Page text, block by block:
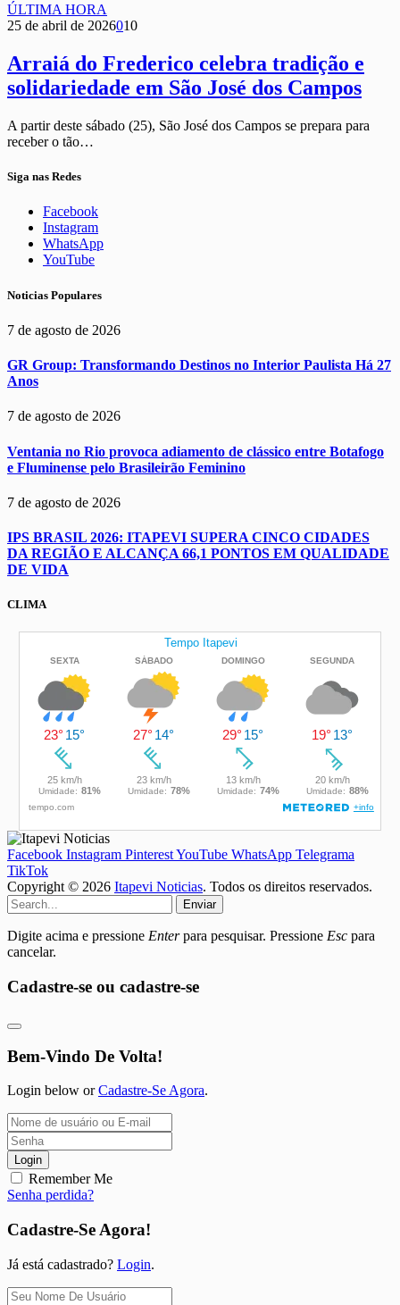
ÚLTIMA HORA
25 de abril de 2026010
Arraiá do Frederico celebra tradição e
solidariedade em São José dos Campos
A partir deste sábado (25), São José dos Campos se prepara para
receber o tão…
Siga nas Redes
Facebook
Instagram
WhatsApp
YouTube
Noticias Populares
7 de agosto de 2026
GR Group: Transformando Destinos no Interior Paulista Há 27
Anos
7 de agosto de 2026
Ventania no Rio provoca adiamento de clássico entre Botafogo
e Fluminense pelo Brasileirão Feminino
7 de agosto de 2026
IPS BRASIL 2026: ITAPEVI SUPERA CINCO CIDADES
DA REGIÃO E ALCANÇA 66,1 PONTOS EM QUALIDADE
DE VIDA
CLIMA
Facebook Instagram PinterestYouTube WhatsApp Telegrama
TikTok
Copyright © 2026 Itapevi Noticias. Todos os direitos reservados.
Enviar
Digite acima e pressione Enterpara pesquisar. Pressione Esc para
cancelar.
Cadastre-se ou cadastre-se
Bem-Vindo De Volta!
Login below orCadastre-Se Agora.
Login
Remember Me
Senha perdida?
Cadastre-Se Agora!
Já está cadastrado? Login.